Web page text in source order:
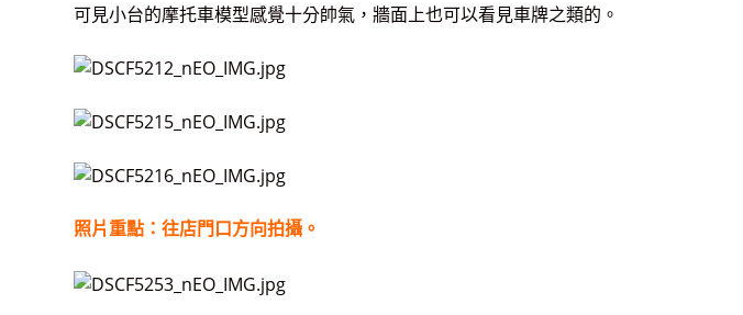
可見小台的摩托車模型感覺十分帥氣，牆面上也可以看見車牌之類的。
照片重點：往店門口方向拍攝。